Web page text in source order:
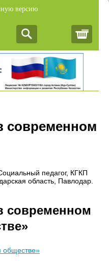
версию
современном
педагог, КГКП
область, Павлодар.
современном
обществе»